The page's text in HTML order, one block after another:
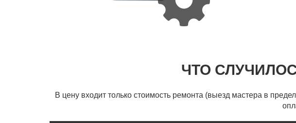
ЧТО
В цену входит только стоимость ремонта (выезд мастера в